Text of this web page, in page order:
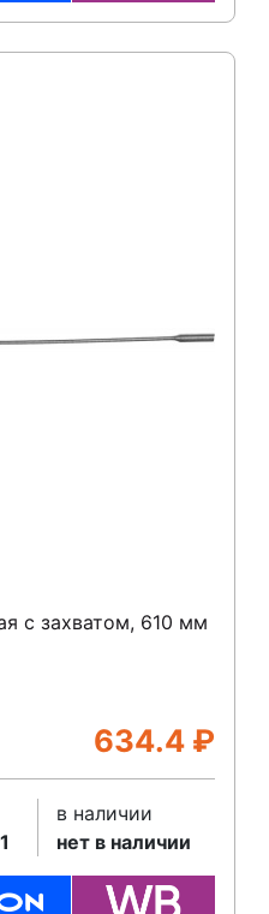
с захватом, 610 мм
634.4 ₽
в наличии
нет в наличии